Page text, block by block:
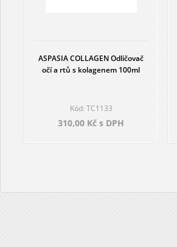
ASPASIA COLLAGEN Odličovač
očí a rtů s kolagenem 100ml
Kód: TC1133
310,00 Kč s DPH